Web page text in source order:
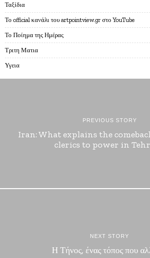
Ταξίδια
Το official κανάλι του artpointview.gr στο YouTube
Το Ποίημα της Ημέρας
Τριτη Ματια
Υγεια
PREVIOUS STORY
Iran: What explains the
clerics to power in
NEXT STORY
Η Τήνος, ένας τόπος που